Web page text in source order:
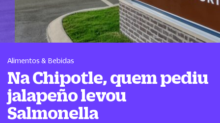
Alimentos & Bebidas
Na Chipotle, quem pediu
jalapeño levou
Salmonella